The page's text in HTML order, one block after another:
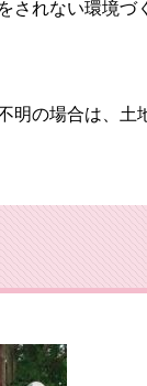
されない環境づ
明の場合は、土